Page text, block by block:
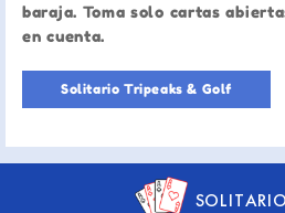
baraja. Toma solo cartas
en cuenta.
Solitario Tripeaks & Golf